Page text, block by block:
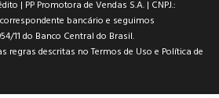
| PP Promotora de Vendas S.A. | CNPJ.:
correspondente bancário e seguimos
11 do Banco Central do Brasil.
regras descritas noTermos de Uso e Política de